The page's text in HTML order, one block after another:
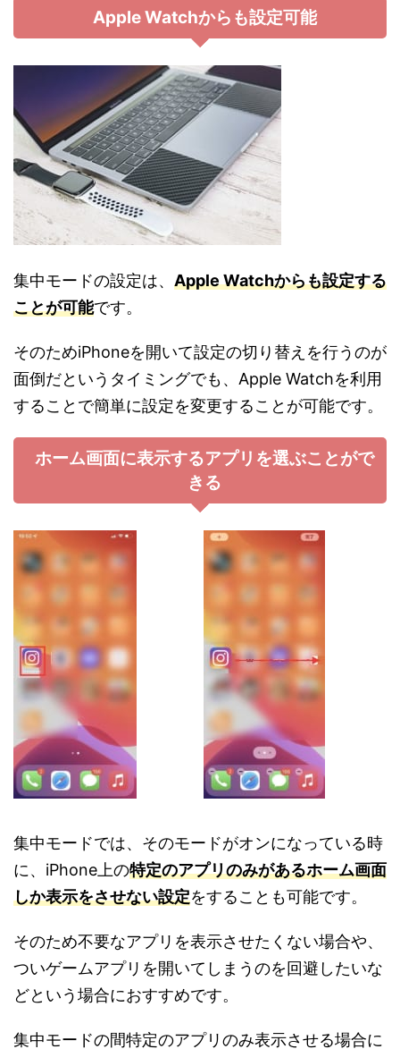
Apple Watchからも設定可能
集中モードの設定は、 Apple Watchからも設定する
ことが可能です。
そのためiPhoneを開いて設定の切り替えを行うのが
面倒だというタイミングでも、Apple Watchを利用
することで簡単に設定を変更することが可能です。
ホーム画面に表示するアプリを選ぶことがで
きる
集中モードでは、そのモードがオンになっている時
に、iPhone上の特定のアプリのみがあるホーム画面
しか表示をさせない設定をすることも可能です。
そのため不要なアプリを表示させたくない場合や、
ついゲームアプリを開いてしまうのを回避したいな
どという場合におすすめです。
集中モードの間特定のアプリのみ表示させる場合に